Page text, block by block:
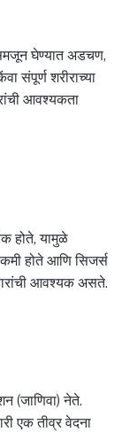
घेण्यात अडचण,
संपूर्ण शरीराच्या
आवश्यकता
होते, यामुळे
होते आणि सिजर्स
आवश्यक असते.
(जाणिवा) नेते.
एक तीव्र वेदना